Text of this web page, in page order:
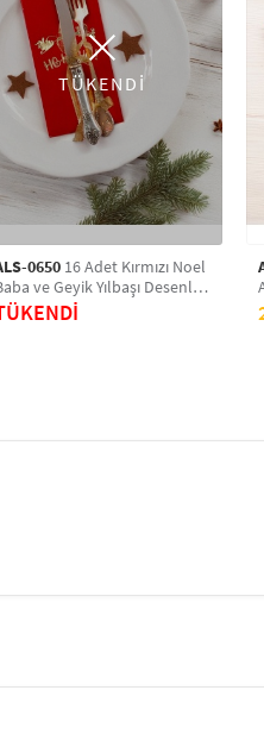
çizgi film karakterli, klasik desenli
ve etkinlik için idealdir. Kaliteli
fonksiyonel hem de estetik bir kullanım
en güzel
parti peçeteleri
TÜKENDİ
0650 16 Adet Kırmızı Noel
ve Geyik Yılbaşı Desenli
ve Sunum Servis